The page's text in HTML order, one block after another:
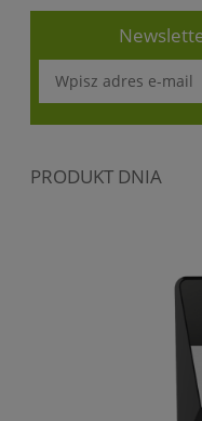
PRODUKT DNIA